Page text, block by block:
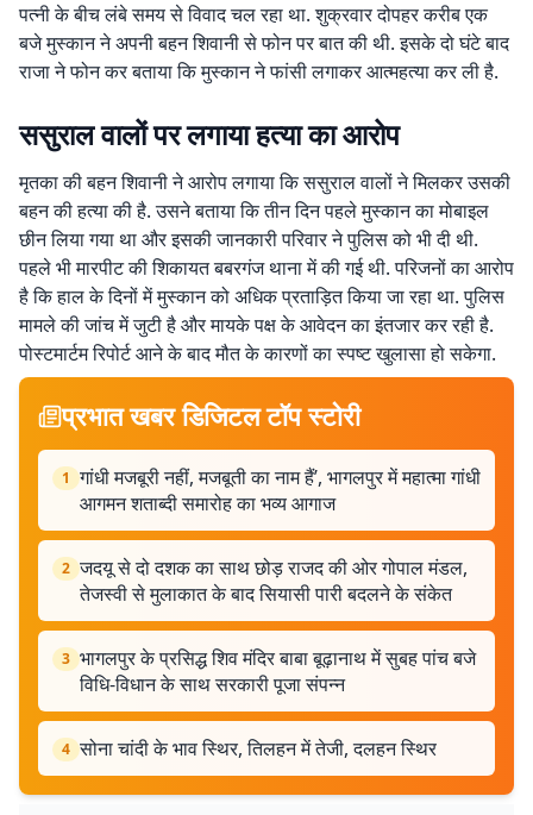
पत्नी के बीच लंबे समय से विवाद चल रहा था. शुक्रवार दोपहर करीब एक
बजे मुस्कान ने अपनी बहन शिवानी से फोन पर बात की थी. इसके दो घंटे बाद
राजा ने फोन कर बताया कि मुस्कान ने फांसी लगाकर आत्महत्या कर ली है.
ससुराल वालों पर लगाया हत्या का आरोप
मृतका की बहन शिवानी ने आरोप लगाया कि ससुराल वालों ने मिलकर उसकी
बहन की हत्या की है. उसने बताया कि तीन दिन पहले मुस्कान का मोबाइल
छीन लिया गया था और इसकी जानकारी परिवार ने पुलिस को भी दी थी.
पहले भी मारपीट की शिकायत बबरगंज थाना में की गई थी. परिजनों का आरोप
है कि हाल के दिनों में मुस्कान को अधिक प्रताड़ित किया जा रहा था. पुलिस
मामले की जांच में जुटी है और मायके पक्ष के आवेदन का इंतजार कर रही है.
पोस्टमार्टम रिपोर्ट आने के बाद मौत के कारणों का स्पष्ट खुलासा हो सकेगा.
प्रभात खबर डिजिटल टॉप स्टोरी
1 गांधी मजबूरी नहीं, मजबूती का नाम हैं’, भागलपुर में महात्मा गांधी
आगमन शताब्दी समारोह का भव्य आगाज
2 जदयू से दो दशक का साथ छोड़ राजद की ओर गोपाल मंडल,
तेजस्वी से मुलाकात के बाद सियासी पारी बदलने के संकेत
3 भागलपुर के प्रसिद्ध शिव मंदिर बाबा बूढ़ानाथ में सुबह पांच बजे
विधि-विधान के साथ सरकारी पूजा संपन्न
4 सोना चांदी के भाव स्थिर, तिलहन में तेजी, दलहन स्थिर